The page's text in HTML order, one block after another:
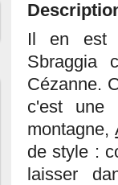
Il en est
Sbraggia
Cézanne.
c'est une
montagne,
de style :
laisser